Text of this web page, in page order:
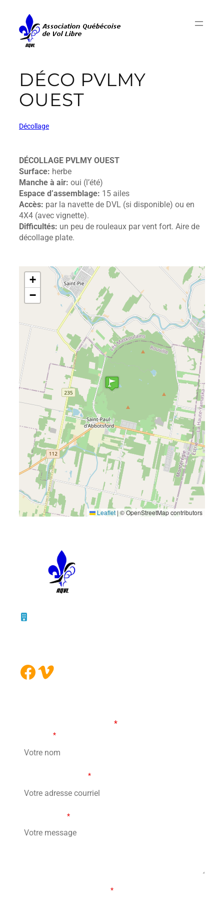
DÉCO PVLMY
OUEST
Décollage
DÉCOLLAGE PVLMY OUEST
Surface: herbe
Manche à air: oui (l’été)
Espace d’assemblage: 15 ailes
Accès: par la navette de DVL (si disponible) ou en
4X4 (avec vignette).
Difficultés: un peu de rouleaux par vent fort. Aire de
décollage plate.
+
−
Leaflet | © OpenStreetMap contributors
Facebook Vimeo
*
*
*
*
*